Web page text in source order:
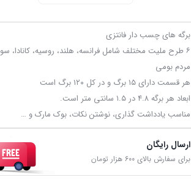
برگه های چسب دار فانتزی
۶ طرح ملیت مختلف شامل فرانسه، هلند، روسیه، کانادا،
مردم بومی
هر قسمت دارای ۱۵ برگ و در کل ۱۲۰ برگ است
ابعاد هر برگه ۴.۸ در ۱.۵ سانتی متر است.
مناسب یادداشت گذاری، نوشتن نکات، بوک مارک و …
ارسال رایگان
برای سفارش بالای ۶۰۰ هزار تومان